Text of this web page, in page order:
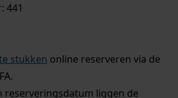
441
stukken online reserveren via de
reserveringsdatum liggen de